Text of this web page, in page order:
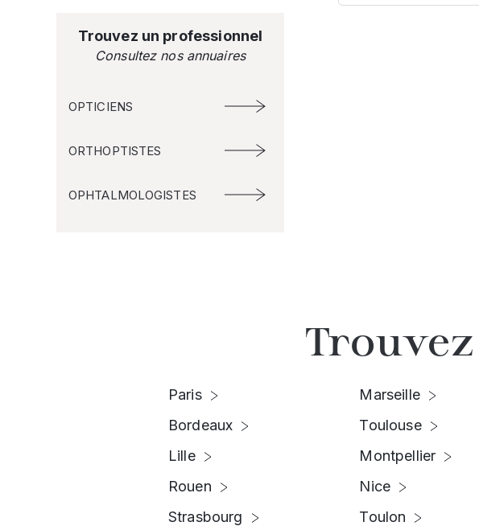
Trouvez un professionnel
Consultez nos annuaires
OPTICIENS
ORTHOPTISTES
OPHTALMOLOGISTES
Paris
Bordeaux
Lille
Rouen
Strasbourg
Marseille
Toulouse
Montpellier
Nice
Toulon